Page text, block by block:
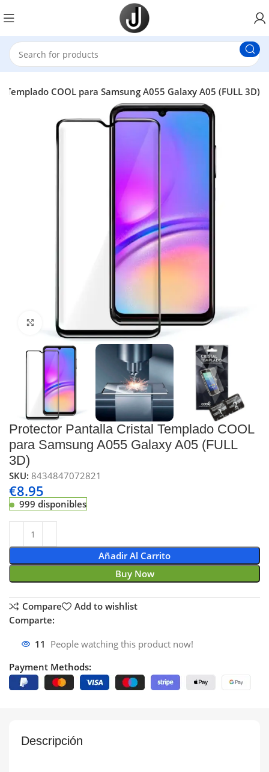
COOL para Samsung A055 Galaxy A05 (FULL 3D)
Click to enlarge
Protector Pantalla Cristal Templado COOL
para Samsung A055 Galaxy A05 (FULL
3D)
SKU:8434847072821
€8.95
999 disponibles
Añadir Al Carrito
Buy Now
Compare
Add to wishlist
Comparte:
11 People watching this product now!
Payment Methods:
Descripción